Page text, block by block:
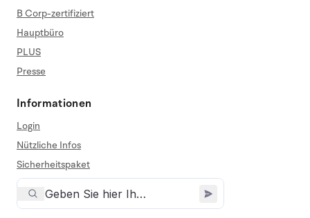
B Corp-zertifiziert
Hauptbüro
PLUS
Presse
Informationen
Login
Nützliche Infos
Sicherheitspaket